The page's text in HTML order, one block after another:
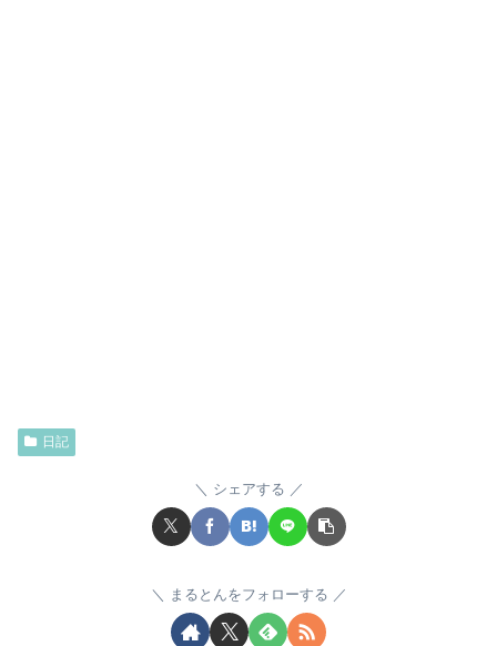
日記
シェアする
まるとんをフォローする